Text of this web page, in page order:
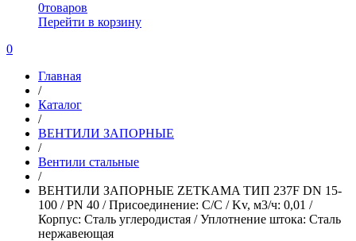
0товаров
Перейти в корзину
0
Главная
/
Каталог
/
ВЕНТИЛИ ЗАПОРНЫЕ
/
Вентили стальные
/
ВЕНТИЛИ ЗАПОРНЫЕ ZETKAMA ТИП 237F DN 15-
100 / PN 40 / Присоединение: С/С / Kv, м3/ч: 0,01 /
Корпус: Сталь углеродистая / Уплотнение штока: Сталь
нержавеющая